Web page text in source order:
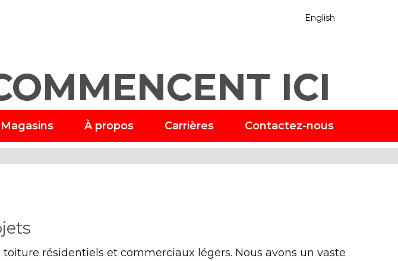
ICI
English
Magasins À propos Carrières Contactez-nous
résidentiels et commerciaux légers. Nous avons un vaste